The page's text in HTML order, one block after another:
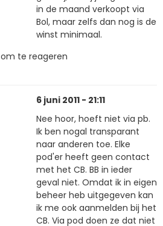
in de maand verkoopt via
Bol, maar zelfs dan nog is de
winst minimaal.
om te reageren
6 juni 2011 - 21:11
Nee hoor, hoeft niet via pb.
Ik ben nogal transparant
naar anderen toe. Elke
pod'er heeft geen contact
met het CB. BB in ieder
geval niet. Omdat ik in eigen
beheer heb uitgegeven kan
ik me ook aanmelden bij het
CB. Via pod doen ze dat niet